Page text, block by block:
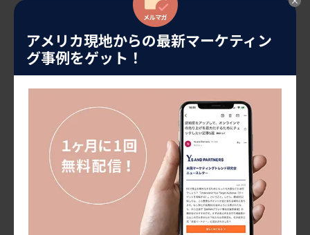
アメリカ現地からの最新マーケティン
グ事例をゲット！
よる製品に特化して提供しています。サクラコは、彼ら
のターゲット層がふろしきや箸などの基本的な日本のア
イテムを手にしたことがないと想定している一方、ボッ
クスはすでにそうしたアイテムを持っている消費者をタ
ーゲットにしているように思えます。また、ボックスは
品質を何よりも重視しています。
12ヶ月の定期購買料は、1ヶ月あたり39.99ドルです[3]。
アメリカ人の心の中では、日本の商品に対する人気が過